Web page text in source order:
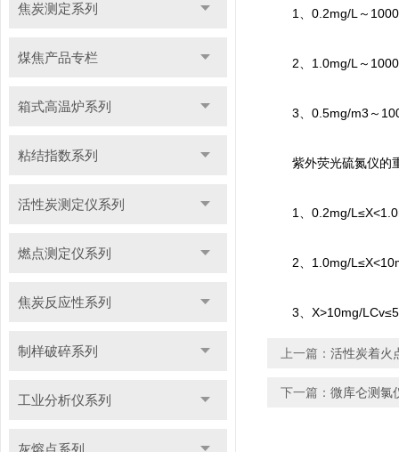
焦炭测定系列
煤焦产品专栏
箱式高温炉系列
粘结指数系列
活性炭测定仪系列
燃点测定仪系列
焦炭反应性系列
制样破碎系列
工业分析仪系列
灰熔点系列
1、0.2mg/L～
2、1.0mg/L～
3、0.5mg/m3～
紫外荧光硫氮仪的
1、0.2mg/
2、1.0mg/
3、X>10mg/
上一篇： 活性炭着火
下一篇： 微库仑测氯